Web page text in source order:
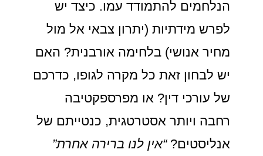
הנלחמים להתמודד עמו. כיצד יש
לפרש מידתיות (יתרון צבאי אל מול
מחיר אנושי) בלחימה אורבנית? האם
יש לבחון זאת כל מקרה לגופו, כדרכם
של עורכי דין? או מפרספקטיבה
רחבה ויותר אסטרטגית, כנטייתם של
אנליסטים?“אין לנו ברירה אחרת”